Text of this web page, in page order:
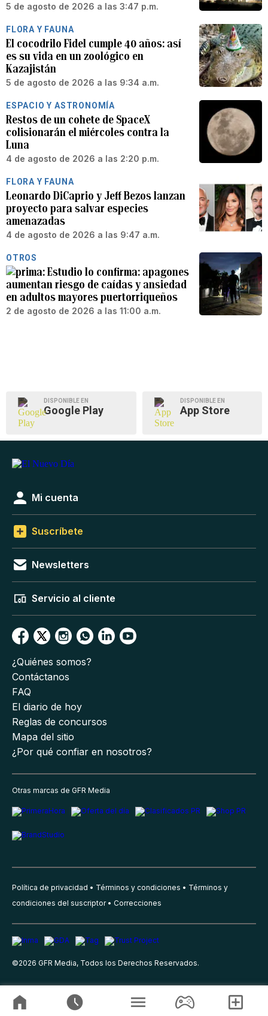
5 de agosto de 2026 a las 3:47 p.m.
FLORA Y FAUNA
El cocodrilo Fidel cumple 40 años: así
es su vida en un zoológico en
Kazajistán
5 de agosto de 2026 a las 9:34 a.m.
ESPACIO Y ASTRONOMÍA
Restos de un cohete de SpaceX
colisionarán el miércoles contra la
Luna
4 de agosto de 2026 a las 2:20 p.m.
FLORA Y FAUNA
Leonardo DiCaprio y Jeff Bezos lanzan
proyecto para salvar especies
amenazadas
4 de agosto de 2026 a las 9:47 a.m.
OTROS
Estudio lo confirma: apagones
aumentan riesgo de caídas y ansiedad
en adultos mayores puertorriqueños
2 de agosto de 2026 a las 11:00 a.m.
DISPONIBLE EN
Google Play
DISPONIBLE EN
App Store
Mi cuenta
Suscríbete
Newsletters
Servicio al cliente
¿Quiénes somos?
Contáctanos
FAQ
El diario de hoy
Reglas de concursos
Mapa del sitio
¿Por qué confiar en nosotros?
Otras marcas de GFR Media
Política de privacidad Términos y condiciones
Términos y
condiciones del suscriptor
Correcciones
©2026 GFR Media, Todos los Derechos Reservados.